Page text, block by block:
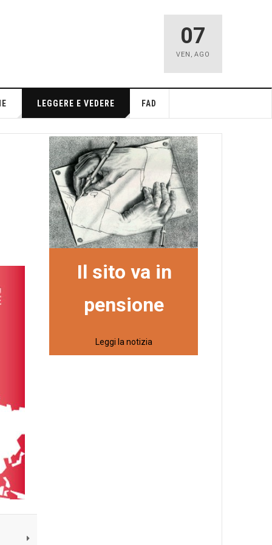
07
VEN , AGO
LEGGERE E VEDERE FAD
Il sito va in
pensione
Leggi la notizia